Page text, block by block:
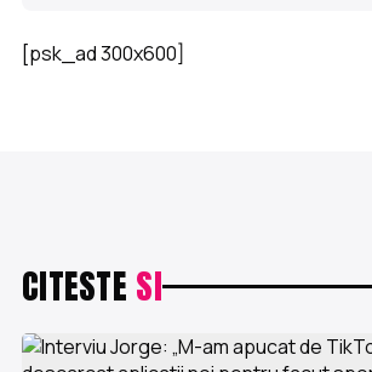
[psk_ad 300x600]
CITESTE SI